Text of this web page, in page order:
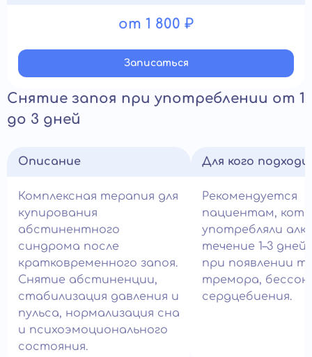
от 1 800 ₽
Записатьcя
Снятие запоя при употреблении от 1
до 3 дней
Описание
Комплексная терапия для
купирования
абстинентного
синдрома после
кратковременного запоя.
Снятие абстиненции,
стабилизация давления и
пульса, нормализация сна
и психоэмоционального
состояния.
Для кого
Рекомендуется
пациентам,
употребляли
течение 1–3
при появлении
тремора,
сердцебиения.